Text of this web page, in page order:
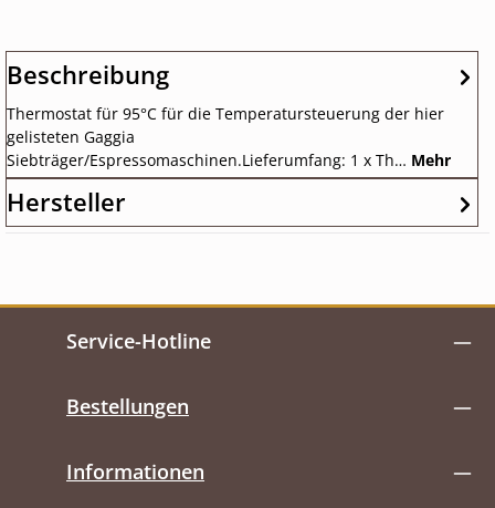
Beschreibung
Thermostat für 95°C für die Temperatursteuerung der hier
gelisteten Gaggia
Siebträger/Espressomaschinen.Lieferumfang: 1 x Th… Mehr
Hersteller
Service-Hotline
Bestellungen
Informationen